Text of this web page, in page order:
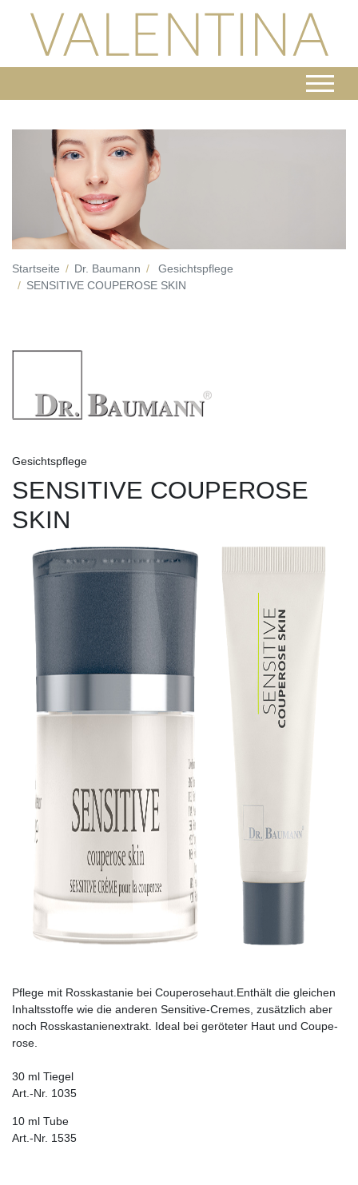
Startseite Dr. Baumann
Gesichtspflege
SENSITIVE COUPEROSE SKIN
Gesichtspflege
SENSITIVE COUPEROSE
SKIN
Pflege mit Rosskastanie bei Couperosehaut.Enthält die gleichen
Inhaltsstoffe wie die anderen Sensitive­-Cremes, zusätzlich aber
noch Rosskasta­nienextrakt. Ideal bei geröteter Haut und Coupe­
rose.
30 ml Tiegel
Art.-Nr. 1035
10 ml Tube
Art.-Nr. 1535